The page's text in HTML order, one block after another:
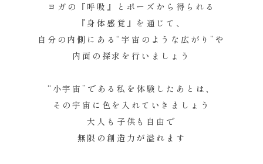
ヨガの『呼吸』とポーズから得られる
『身体感覚』を通じて、
自分の内側にある“宇宙のような広がり”や
内面の探求を行いましょう
“小宇宙”である私を体験したあとは、
その宇宙に色を入れていきましょう
大人も子供も自由で
無限の創造力が溢れます